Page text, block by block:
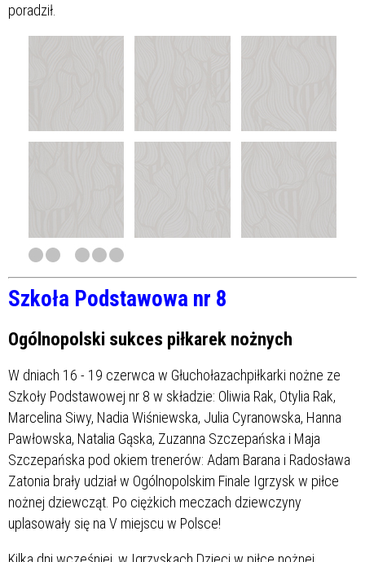
poradził.
Szkoła Podstawowa nr 8
Ogólnopolski sukces piłkarek nożnych
W dniach 16 - 19 czerwca w Głuchołazachpiłkarki nożne ze
Szkoły Podstawowej nr 8 w składzie: Oliwia Rak, Otylia Rak,
Marcelina Siwy, Nadia Wiśniewska, Julia Cyranowska, Hanna
Pawłowska, Natalia Gąska, Zuzanna Szczepańska i Maja
Szczepańska pod okiem trenerów: Adam Barana i Radosława
Zatonia brały udział w Ogólnopolskim Finale Igrzysk w piłce
nożnej dziewcząt. Po ciężkich meczach dziewczyny
uplasowały się na V miejscu w Polsce!